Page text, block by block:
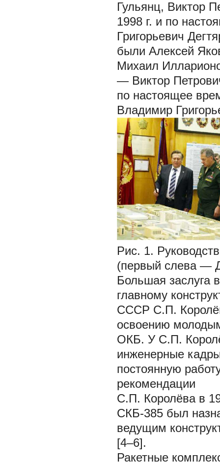
Гульянц, Виктор
1998 г. и по
Григорьевич
были Алексей
Михаил
— Виктор
по настоящее
Владимир
Рис. 1.
(первый слева —
Большая заслуга
главному
СССР С.П.
освоению
ОКБ. У С.П.
инженерные
постоянную
рекомендации
С.П. Королёва в
СКБ-385 был
ведущим
[4–6].
Ракетные